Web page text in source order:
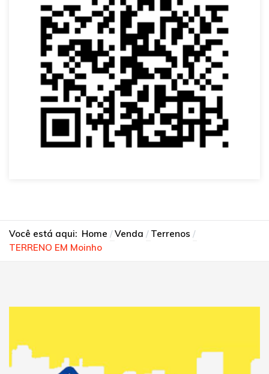
Você está aqui: Home Venda
Terrenos
TERRENO EM Moinho